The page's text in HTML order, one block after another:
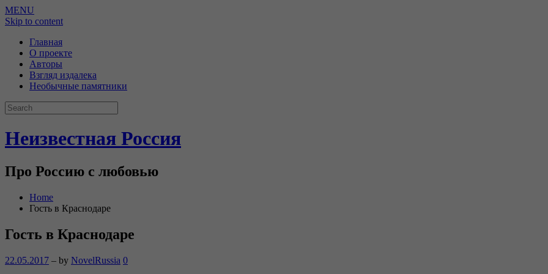
MENU
Skip to content
Главная
О проекте
Авторы
Взгляд издалека
Необычные памятники
Неизвестная Россия
Про Россию с любовью
Home
Гость в Краснодаре
Гость в Краснодаре
22.05.2017 – by NovelRussia 0